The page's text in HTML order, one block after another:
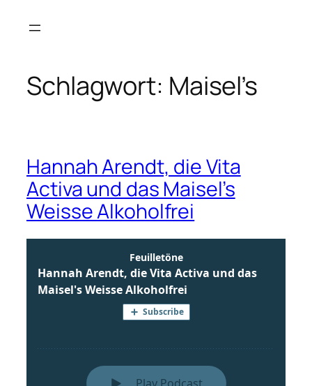
Inhalt
Schlagwort: Maisel’s
Hannah Arendt, die Vita
Activa und das Maisel’s
Weisse Alkoholfrei